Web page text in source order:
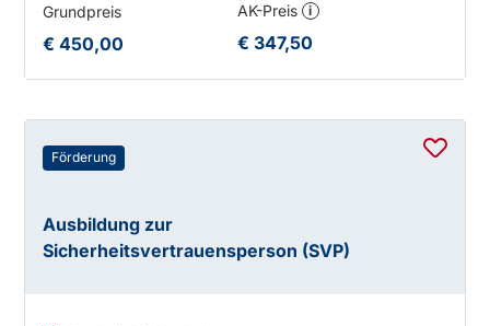
Grundpreis
€ 450,00
AK-Preis i
€ 347,50
Förderung
Ausbildung zur
Sicherheitsvertrauensperson (SVP)